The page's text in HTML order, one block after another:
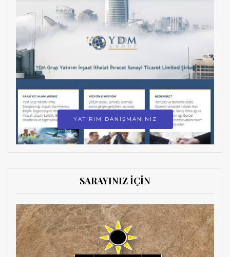
YATIRIM DANIŞMANINIZ
SARAYINIZ İÇİN